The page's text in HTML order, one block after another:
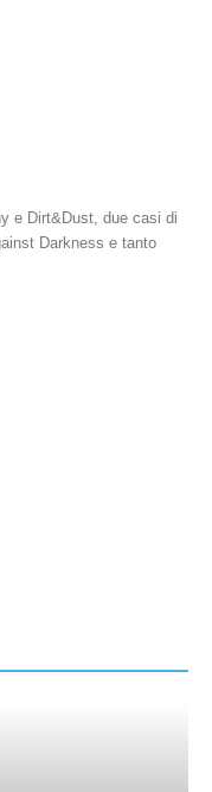
e Dirt&Dust, due casi di
Darkness e tanto